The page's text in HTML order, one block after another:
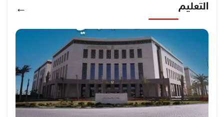
التعليم ←